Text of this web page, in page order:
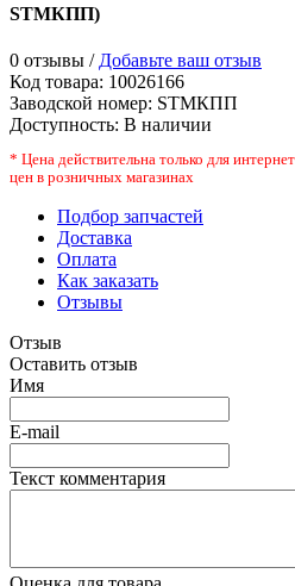
STМКПП)
0 отзывы / Добавьте ваш отзыв
Код товара: 10026166
Заводской номер: STМКПП
Доступность: В наличии
* Цена действительна только для
цен в розничных магазинах
Подбор запчастей
Доставка
Оплата
Как заказать
Отзывы
Отзыв
Оставить отзыв
Имя
E-mail
Текст комментария